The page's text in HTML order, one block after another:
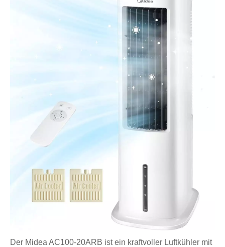
Der Midea AC100-20ARB ist ein kraftvoller Luftkühler mit